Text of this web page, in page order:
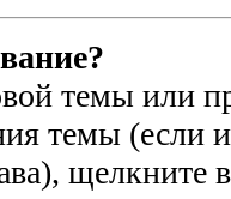
темы или
темы (если
щелкните